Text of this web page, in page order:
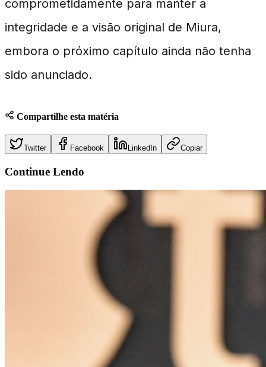
comprometidamente para manter a
integridade e a visão original de Miura,
embora o próximo capítulo ainda não tenha
sido anunciado.
Compartilhe esta matéria
Twitter Facebook LinkedIn Copiar
Continue Lendo